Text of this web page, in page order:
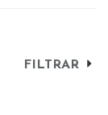
FILTRAR